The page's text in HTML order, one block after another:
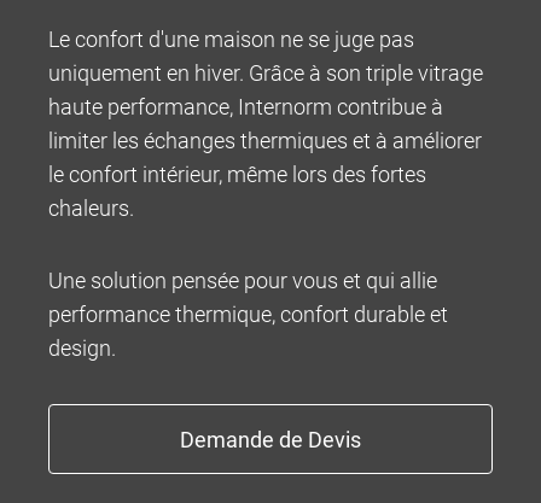
INFOCENTER
100% MADE IN AUSTRIA
Le confort d'une maison ne se juge pas
uniquement en hiver. Grâce à son triple vitrage
haute performance, Internorm contribue à
limiter les échanges thermiques et à améliorer
le confort intérieur, même lors des fortes
chaleurs.
Une solution pensée pour vous et qui allie
performance thermique, confort durable et
design.